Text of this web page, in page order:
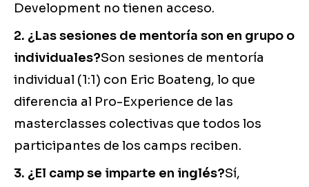
Development no tienen acceso.
2. ¿Las sesiones de mentoría son en grupo o
individuales?Son sesiones de mentoría
individual (1:1) con Eric Boateng, lo que
diferencia al Pro-Experience de las
masterclasses colectivas que todos los
participantes de los camps reciben.
3. ¿El camp se imparte en inglés?Sí,